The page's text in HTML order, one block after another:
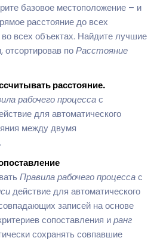
базовое местоположение – и
расстояние до всех
всех объектах. Найдите лучшие
отсортировав поРасстояние
расстояние.
рабочего процессас
для автоматического
между двумя
Правила рабочего процессас
действие для автоматического
записей на основе
сопоставления иранг
сохранять совпавшие